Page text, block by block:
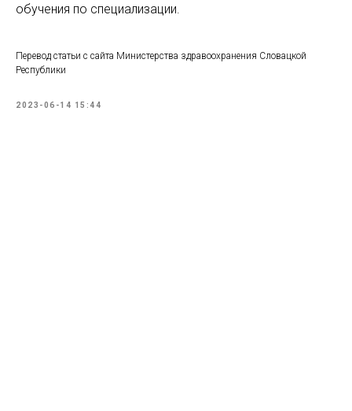
обучения по специализации.
Перевод статьи с сайта Министерства здравоохранения Словацкой
Республики
2023-06-14 15:44